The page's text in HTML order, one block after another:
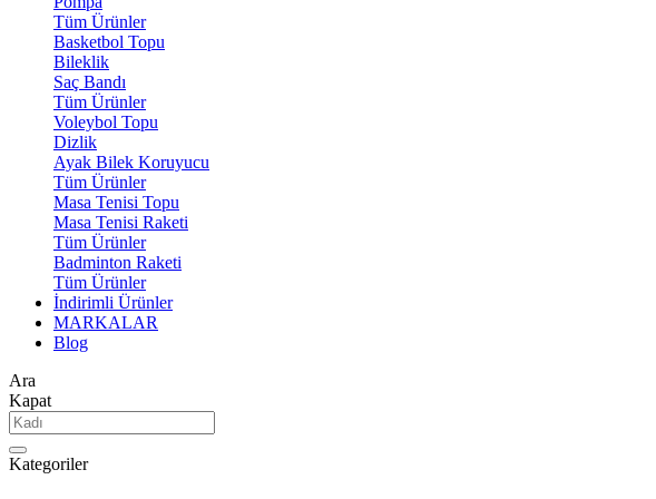
Tüm Ürünler
Basketbol Topu
Bileklik
Saç Bandı
Tüm Ürünler
Voleybol Topu
Dizlik
Ayak Bilek Koruyucu
Tüm Ürünler
Masa Tenisi Topu
Masa Tenisi Raketi
Tüm Ürünler
Badminton Raketi
Tüm Ürünler
İndirimli Ürünler
MARKALAR
Blog
Ara
Kapat
Kategoriler